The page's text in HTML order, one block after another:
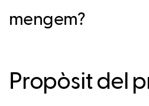
mengem?
Propòsit del